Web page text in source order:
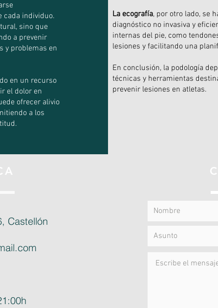
cada individuo.
sino que
a prevenir
y problemas en
en un recurso
el dolor en
ofrecer alivio
a los
La ecografía, por otro lado, se
diagnóstico no invasiva y
internas del pie, como
lesiones y facilitando una
En conclusión, la podología
técnicas y herramientas
prevenir lesiones en atletas.
Castellón